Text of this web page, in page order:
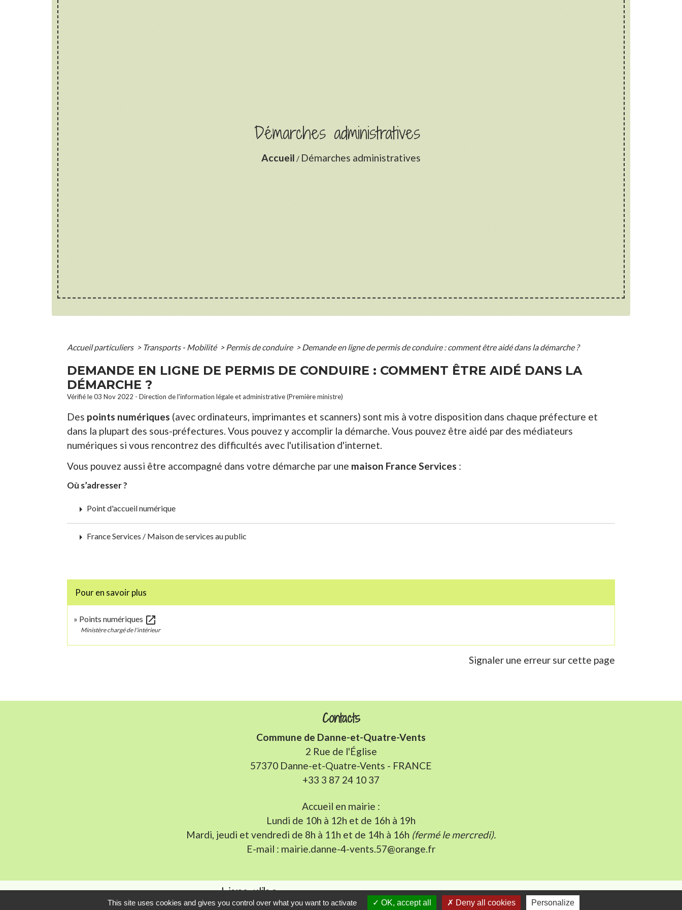
Démarches administratives
Accueil / Démarches administratives
Accueil particuliers > Transports - Mobilité > Permis de conduire > Demande en ligne de permis de conduire : comment être aidé dans la démarche ?
DEMANDE EN LIGNE DE PERMIS DE CONDUIRE : COMMENT ÊTRE AIDÉ DANS LA
DÉMARCHE ?
Vérifié le 03 Nov 2022 - Direction de l'information légale et administrative (Première ministre)
Des points numériques (avec ordinateurs, imprimantes et scanners) sont mis à votre disposition dans chaque préfecture et
dans la plupart des sous-préfectures. Vous pouvez y accomplir la démarche. Vous pouvez être aidé par des médiateurs
numériques si vous rencontrez des difficultés avec l'utilisation d'internet.
Vous pouvez aussi être accompagné dans votre démarche par une maison France Services :
Où s’adresser ?
arrow_right Point d'accueil numérique
arrow_right France Services / Maison de services au public
Pour en savoir plus
Points numériques open_in_new
Ministère chargé de l'intérieur
Signaler une erreur sur cette page
Contacts
Commune de Danne-et-Quatre-Vents
2 Rue de l'Église
57370 Danne-et-Quatre-Vents - FRANCE
+33 3 87 24 10 37
Accueil en mairie :
Lundi de 10h à 12h et de 16h à 19h
Mardi, jeudi et vendredi de 8h à 11h et de 14h à 16h (fermé le mercredi).
E-mail : mairie.danne-4-vents.57@orange.fr
Liens utiles
This site uses cookies and gives you control over what you want to activate OK, accept all Deny all cookies Personalize